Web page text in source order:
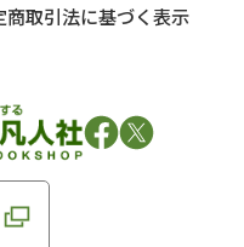
商取引法に基づく表示